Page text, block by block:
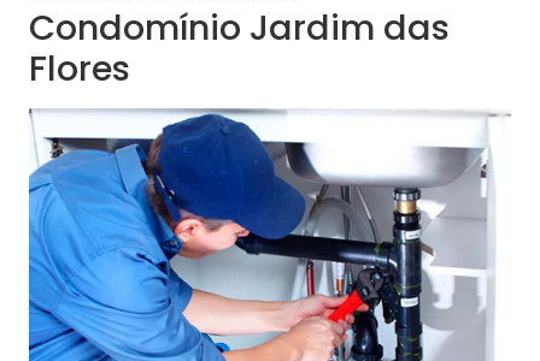
Condomínio Jardim das
Flores